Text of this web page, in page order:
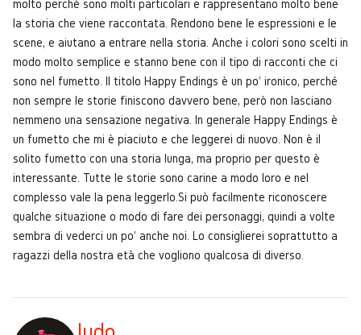
molto perchè sono molti particolari e rappresentano molto bene
la storia che viene raccontata. Rendono bene le espressioni e le
scene, e aiutano a entrare nella storia. Anche i colori sono scelti in
modo molto semplice e stanno bene con il tipo di racconti che ci
sono nel fumetto. Il titolo Happy Endings è un po' ironico, perché
non sempre le storie finiscono davvero bene, però non lasciano
nemmeno una sensazione negativa. In generale Happy Endings è
un fumetto che mi è piaciuto e che leggerei di nuovo. Non è il
solito fumetto con una storia lunga, ma proprio per questo è
interessante. Tutte le storie sono carine a modo loro e nel
complesso vale la pena leggerlo.Si può facilmente riconoscere
qualche situazione o modo di fare dei personaggi, quindi a volte
sembra di vederci un po' anche noi. Lo consiglierei soprattutto a
ragazzi della nostra età che vogliono qualcosa di diverso.